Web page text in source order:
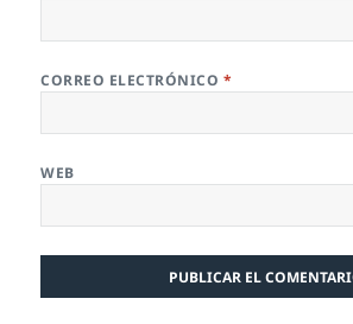
CORREO ELECTRÓNICO *
WEB